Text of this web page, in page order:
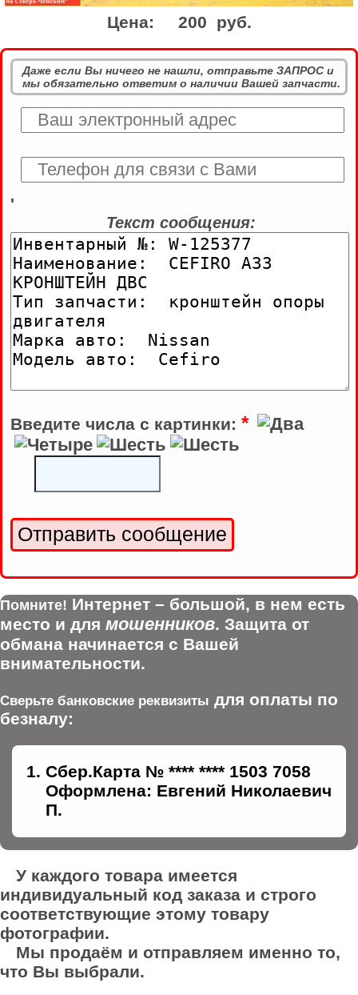
Цена: 200 руб.
Даже если Вы ничего не нашли, отправьте ЗАПРОС и
мы обязательно ответим о наличии Вашей запчасти.
'
Текст сообщения:
Введите числа с картинки: *
Помните! Интернет – большой, в нем есть
место и для мошенников. Защита от
обмана начинается с Вашей
внимательности.
Сверьте банковские реквизиты для оплаты по
безналу:
Сбер.Карта № **** **** 1503 7058
Оформлена: Евгений Николаевич
П.
У каждого товара имеется
индивидуальный код заказа и строго
соответствующие этому товару
фотографии.
Мы продаём и отправляем именно то,
что Вы выбрали.